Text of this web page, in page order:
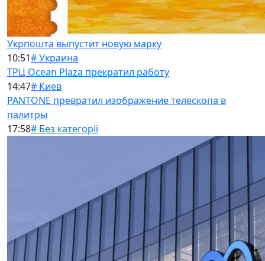
Укрпошта выпустит новую марку
10:51# Украина
ТРЦ Ocean Plaza прекратил работу
14:47# Киев
PANTONE превратил изображение телескопа в
палитры
17:58# Без категорії